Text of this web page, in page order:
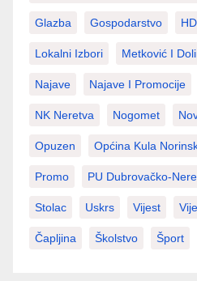
Glazba Gospodarstvo
Lokalni Izbori Metković I
Najave Najave I Promocije
NK Neretva Nogomet
Opuzen Općina Kula
Promo PU Dubrovačko-
Stolac Uskrs Vijest
Čapljina Školstvo Šport